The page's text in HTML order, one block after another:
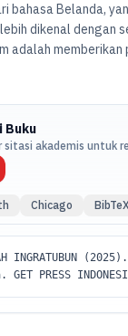
bahasa Belanda,
dikenal dengan
adalah
posisi yang tepat
dan diterapkan
yang terjadi.
Buku
akademis untuk
Chicago
INGRATUBUN
PRESS